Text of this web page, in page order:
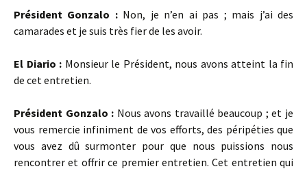
Président Gonzalo : Non, je n’en ai pas ; mais j’ai des
camarades et je suis très fier de les avoir.
El Diario : Monsieur le Président, nous avons atteint la fin
de cet entretien.
Président Gonzalo : Nous avons travaillé beaucoup ; et je
vous remercie infiniment de vos efforts, des péripéties que
vous avez dû surmonter pour que nous puissions nous
rencontrer et offrir ce premier entretien. Cet entretien qui